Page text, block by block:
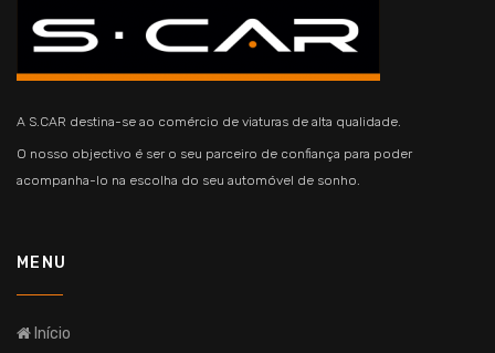
A S.CAR destina-se ao comércio de viaturas de alta qualidade.
O nosso objectivo é ser o seu parceiro de confiança para poder
acompanha-lo na escolha do seu automóvel de sonho.
MENU
Início